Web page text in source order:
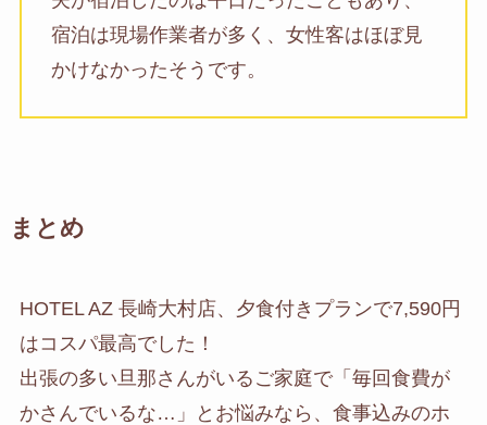
宿泊は現場作業者が多く、女性客はほぼ見
かけなかったそうです。
まとめ
HOTEL AZ 長崎大村店、夕食付きプランで7,590円
はコスパ最高でした！
出張の多い旦那さんがいるご家庭で「毎回食費が
かさんでいるな…」とお悩みなら、食事込みのホ